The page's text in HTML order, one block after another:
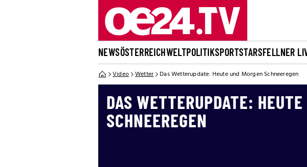
NEWSÖSTERREICHWELTPOLITIKSPORTSTARSFELLNER
Video Wetter Das Wetterupdate: Heute und Morgen Schneeregen
DAS WETTERUPDATE: HEUTE
SCHNEEREGEN